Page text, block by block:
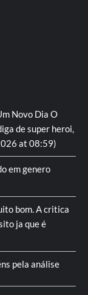
Novo Dia O
de super heroi,
at 08:59)
em genero
bom. A critica
ja que é
pela análise